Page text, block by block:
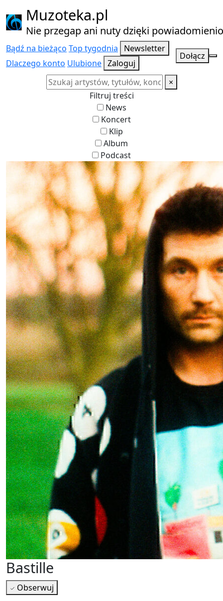
Muzoteka.pl
Nie przegap ani nuty dzięki
Bądź na bieżąco Top tygodnia
Newsletter
Dlaczego konto Ulubione Zaloguj
Dołącz
×
Filtruj treści
News
Koncert
Klip
Album
Podcast
Bastille
Obserwuj